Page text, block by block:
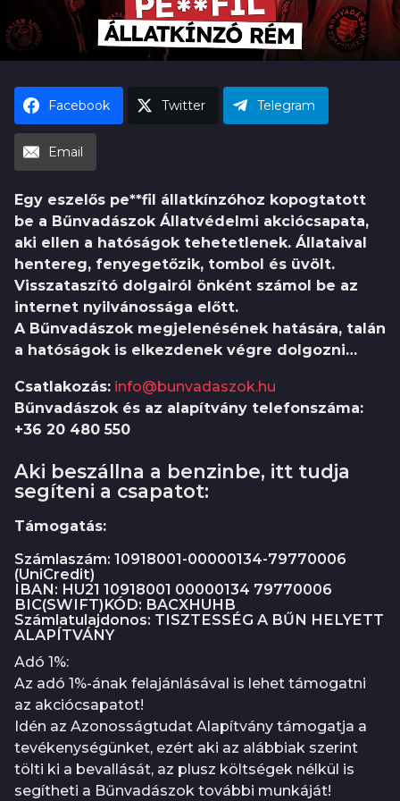
|
u
Facebook Twitter Telegram
Email
Egy eszelős pe**fil állatkínzóhoz kopogtatott
be a Bűnvadászok Állatvédelmi akciócsapata,
aki ellen a hatóságok tehetetlenek. Állataival
hentereg, fenyegetőzik, tombol és üvölt.
Visszataszító dolgairól önként számol be az
internet nyilvánossága előtt.
A Bűnvadászok megjelenésének hatására, talán
a hatóságok is elkezdenek végre dolgozni…
Csatlakozás: info@bunvadaszok.hu
Bűnvadászok és az alapítvány telefonszáma:
+36 20 480 550
Aki beszállna a benzinbe, itt tudja
segíteni a csapatot:
Támogatás:
Számlaszám: 10918001-00000134-79770006
(UniCredit)
IBAN: HU21 10918001 00000134 79770006
BIC(SWIFT)KÓD: BACXHUHB
Számlatulajdonos: TISZTESSÉG A BŰN HELYETT
ALAPÍTVÁNY
Adó 1%:
Az adó 1%-ának felajánlásával is lehet támogatni
az akciócsapatot!
Idén az Azonosságtudat Alapítvány támogatja a
tevékenységünket, ezért aki az alábbiak szerint
tölti ki a bevallását, az plusz költségek nélkül is
segítheti a Bűnvadászok további munkáját!